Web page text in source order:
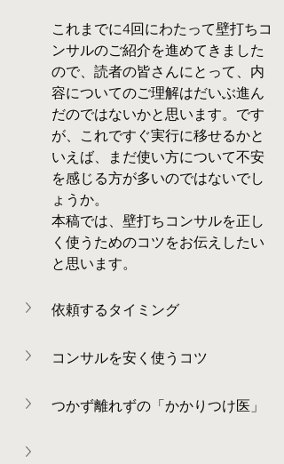
これまでに4回にわたって壁打ちコ
ンサルのご紹介を進めてきました
ので、読者の皆さんにとって、内
容についてのご理解はだいぶ進ん
だのではないかと思います。です
が、これですぐ実行に移せるかと
いえば、まだ使い方について不安
を感じる方が多いのではないでし
ょうか。
本稿では、壁打ちコンサルを正し
く使うためのコツをお伝えしたい
と思います。
依頼するタイミング
コンサルを安く使うコツ
つかず離れずの「かかりつけ医」